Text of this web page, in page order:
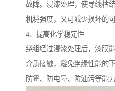
故障。浸漆处理，使导线枯
机械强度，又可减少损坏的可
4、提高化学稳定性
绕组经过浸漆处理后，漆膜
介质接触，避免绝缘性能的
防霉、防电晕、防油污等能力